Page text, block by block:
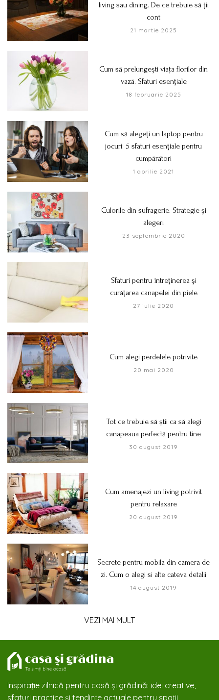
living sau dining. De ce trebuie să ții
cont
21 martie 2025
Cum să prelungești viața florilor din
vază. Sfaturi esențiale
18 februarie 2025
Cum să alegeți un laptop pentru
jocuri: 5 sfaturi esențiale pentru
cumpărători
1 aprilie 2021
Culorile din sufragerie. Strategie și
alegeri
23 septembrie 2020
Sfaturi pentru întreținerea și
curățarea canapelei din piele
27 iulie 2020
Cum alegi perdelele potrivite
20 mai 2020
Tot ce trebuie să știi ca să alegi
canapeaua perfectă pentru tine
30 august 2019
Cum amenajezi un living potrivit
pentru relaxare
20 august 2019
Secrete pentru mobila din camera de
zi. Cum o alegi si alte cateva detalii
14 august 2019
VEZI MAI MULT
Inspirație zilnică pentru casă și grădină: idei creative,
sfaturi practice și tendințe actuale pentru spații